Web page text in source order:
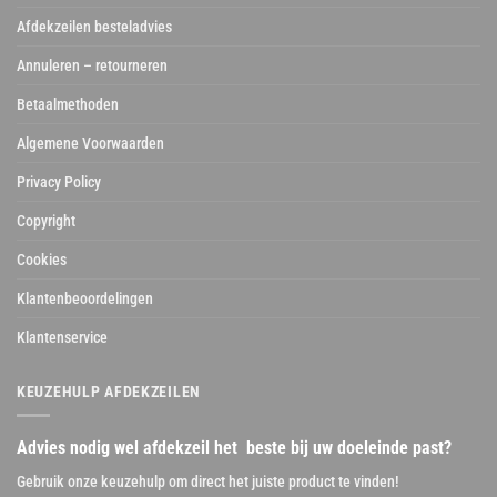
Afdekzeilen besteladvies
Annuleren – retourneren
Betaalmethoden
Algemene Voorwaarden
Privacy Policy
Copyright
Cookies
Klantenbeoordelingen
Klantenservice
KEUZEHULP AFDEKZEILEN
Advies nodig wel afdekzeil het beste bij uw doeleinde past?
Gebruik onze keuzehulp om direct het juiste product te vinden!